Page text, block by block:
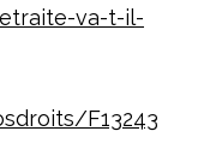
va-t-il-
F13243